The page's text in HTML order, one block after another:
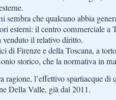
sembra che qualcuno abbia
esterni: il centro commerciale a
venduto il relativo diritto.
di Firenze e della Toscana, a
storico, che la normativa in
ragione, l’effettivo spartiacque di
Della Valle, già dal 2011.